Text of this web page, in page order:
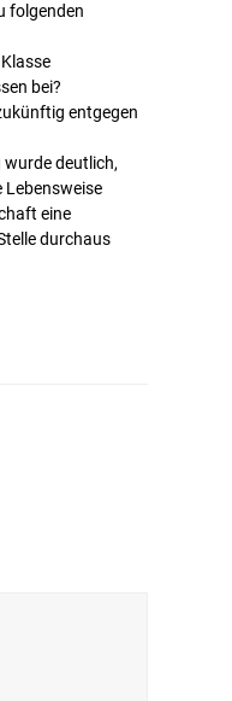
folgenden
bei?
entgegen
wurde deutlich,
Lebensweise
eine
durchaus